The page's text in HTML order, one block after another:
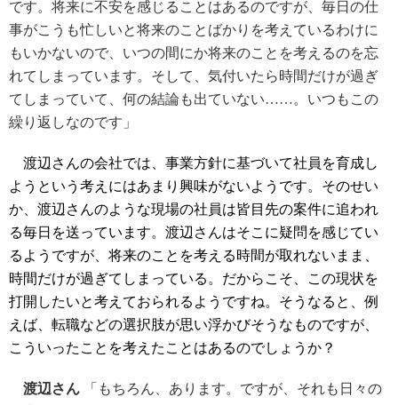
です。将来に不安を感じることはあるのですが、毎日の仕
事がこうも忙しいと将来のことばかりを考えているわけに
もいかないので、いつの間にか将来のことを考えるのを忘
れてしまっています。そして、気付いたら時間だけが過ぎ
てしまっていて、何の結論も出ていない……。いつもこの
繰り返しなのです」
渡辺さんの会社では、事業方針に基づいて社員を育成し
ようという考えにはあまり興味がないようです。そのせい
か、渡辺さんのような現場の社員は皆目先の案件に追われ
る毎日を送っています。渡辺さんはそこに疑問を感じてい
るようですが、将来のことを考える時間が取れないまま、
時間だけが過ぎてしまっている。だからこそ、この現状を
打開したいと考えておられるようですね。そうなると、例
えば、転職などの選択肢が思い浮かびそうなものですが、
こういったことを考えたことはあるのでしょうか？
渡辺さん 「もちろん、あります。ですが、それも日々の